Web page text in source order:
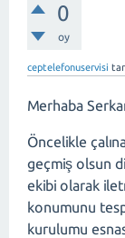
0
oy
ceptelefonuservisi
Merhaba
Öncelikle
geçmiş olsun
ekibi olarak
konumunu
kurulumu